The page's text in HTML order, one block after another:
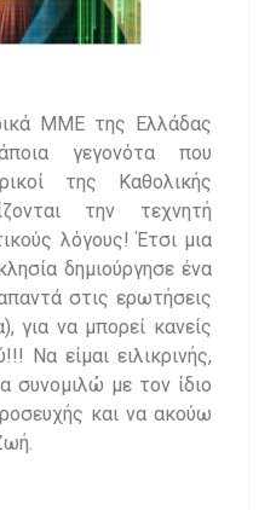
ΜΜΕ της Ελλάδας
γεγονότα που
της Καθολικής
την τεχνητή
λόγους! Έτσι μια
δημιούργησε ένα
στις ερωτήσεις
για να μπορεί κανείς
Να είμαι ειλικρινής,
συνομιλώ με τον ίδιο
και να ακούω